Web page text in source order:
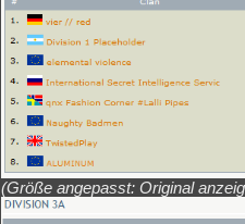
(Größe angepasst: Original